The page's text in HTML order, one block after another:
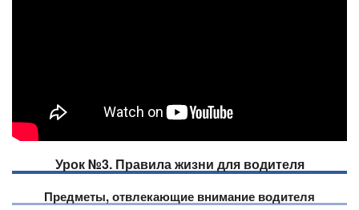
Урок №3. Правила жизни для водителя
Предметы, отвлекающие внимание водителя